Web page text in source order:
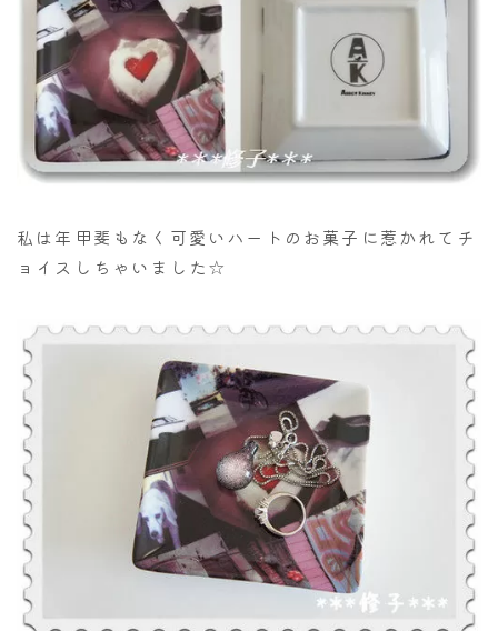
私は年甲斐もなく可愛いハートのお菓子に惹かれてチ
ョイスしちゃいました☆